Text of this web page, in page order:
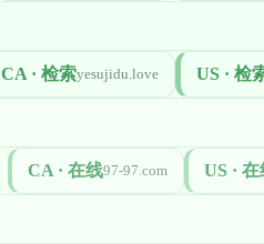
CA · 检索yesujidu.love US · 检
CA · 在线97-97.com US ·